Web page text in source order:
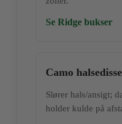
Se Ridge bukser
Camo
Slører hals/ansigt;
holder kulde på